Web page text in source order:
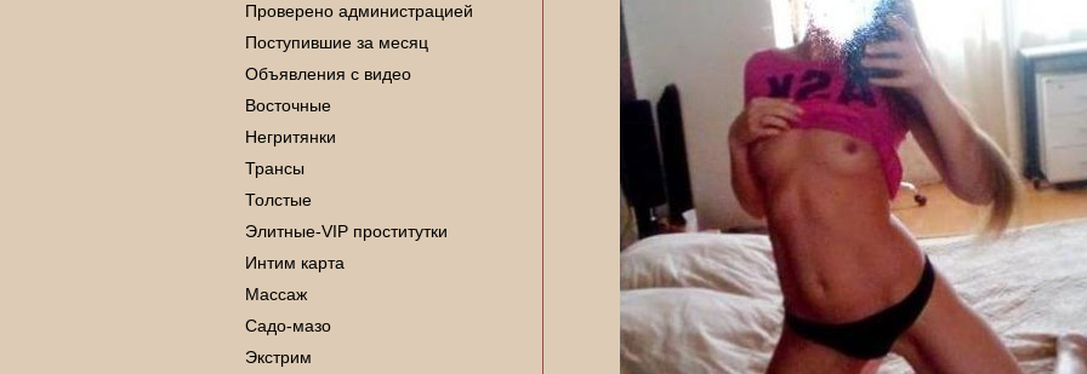
Проверено администрацией
Поступившие за месяц
Объявления с видео
Восточные
Негритянки
Трансы
Толстые
Элитные-VIP проститутки
Интим карта
Массаж
Садо-мазо
Экстрим